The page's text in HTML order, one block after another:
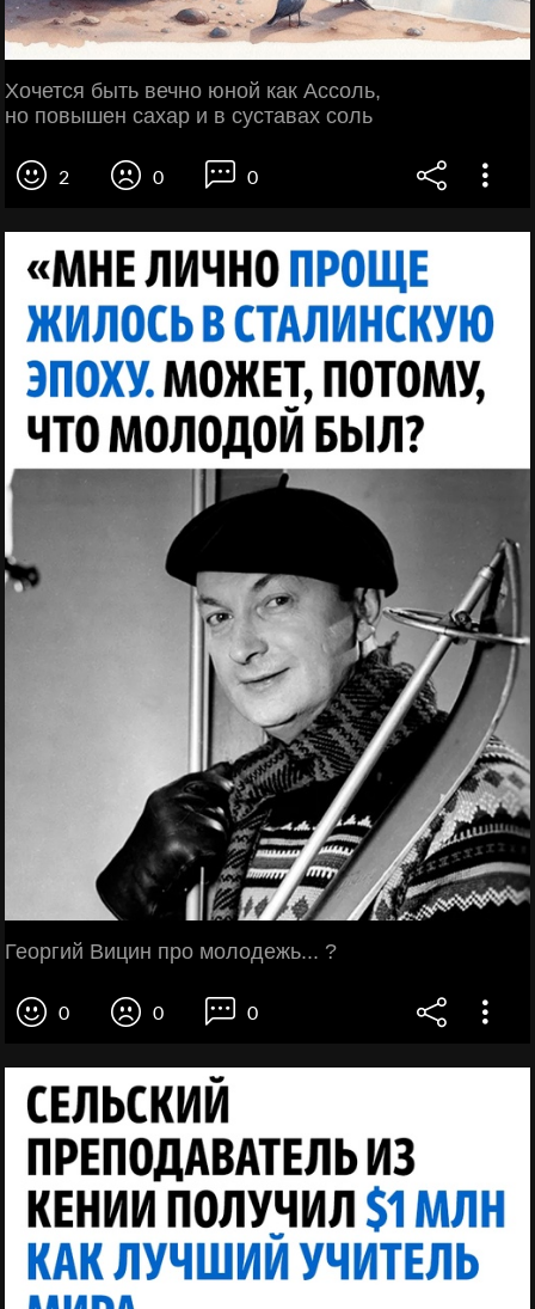
Хочется быть вечно юной как Ассоль,
но повышен сахар и в суставах соль
2 0 0
Георгий Вицин про молодежь... ?
0 0 0